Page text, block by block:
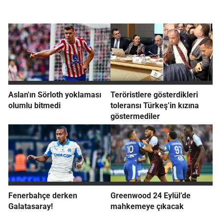
Aslan'ın Sörloth yoklaması
olumlu bitmedi
Teröristlere gösterdikleri
toleransı Türkeş’in kızına
göstermediler
Fenerbahçe derken
Galatasaray!
Greenwood 24 Eylül’de
mahkemeye çıkacak